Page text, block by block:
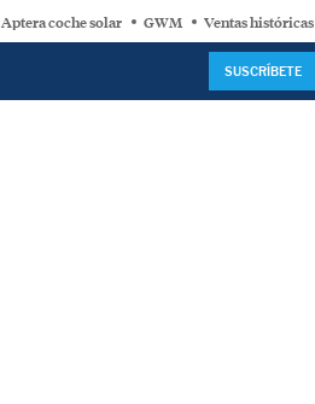
Aptera coche solar GWM Ventas históricas
SUSCRÍBETE